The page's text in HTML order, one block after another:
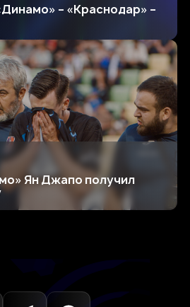
– «Краснодар» –
Ян Джапо получил